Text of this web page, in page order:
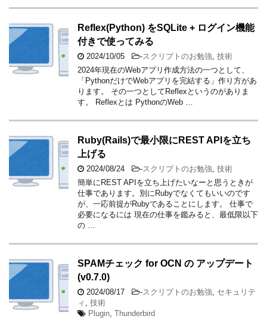
Reflex(Python) をSQLite + ログイン機能
付きで使ってみる
2024/10/05 -スクリプトのお勉強, 技術
2024年現在のWebアプリ作成方法の一つとして、
「PythonだけでWebアプリを完結する」作り方があ
ります。 その一つとしてReflexというのがありま
す。 Reflexとは PythonのWeb …
Ruby(Rails)で最小限にREST APIを立ち
上げる
2024/08/24 -スクリプトのお勉強, 技術
簡単にREST APIを立ち上げたいなーと思うときが
仕事であります。別にRubyでなくてもいいのです
が、一応前提がRubyであることにします。 仕事で
必要になるには 現在の仕事を鑑みると、最低限以下
の …
SPAMチェック for OCN の アップデート
(v0.7.0)
2024/08/17 -スクリプトのお勉強, セキュリテ
ィ , 技術
Plugin, Thunderbird